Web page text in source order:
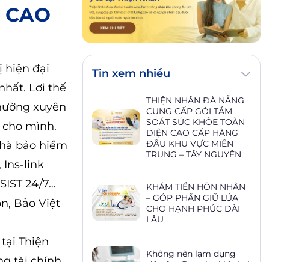
CAO
hiện đại
Lợi thế
xuyên
mình.
bảo hiểm
Ins-link
24/7…
Bảo Việt
Thiện
Tin xem nhiều
THIỆN NHÂN ĐÀ NẴNG
CUNG CẤP GÓI TẦM
SOÁT SỨC KHỎE TOÀN
DIỆN CAO CẤP HÀNG
ĐẦU KHU VỰC MIỀN
TRUNG – TÂY NGUYÊN
KHÁM TIỀN HÔN NHÂN
– GÓP PHẦN GIỮ LỬA
CHO HẠNH PHÚC DÀI
LÂU
Không nên lạm dụng